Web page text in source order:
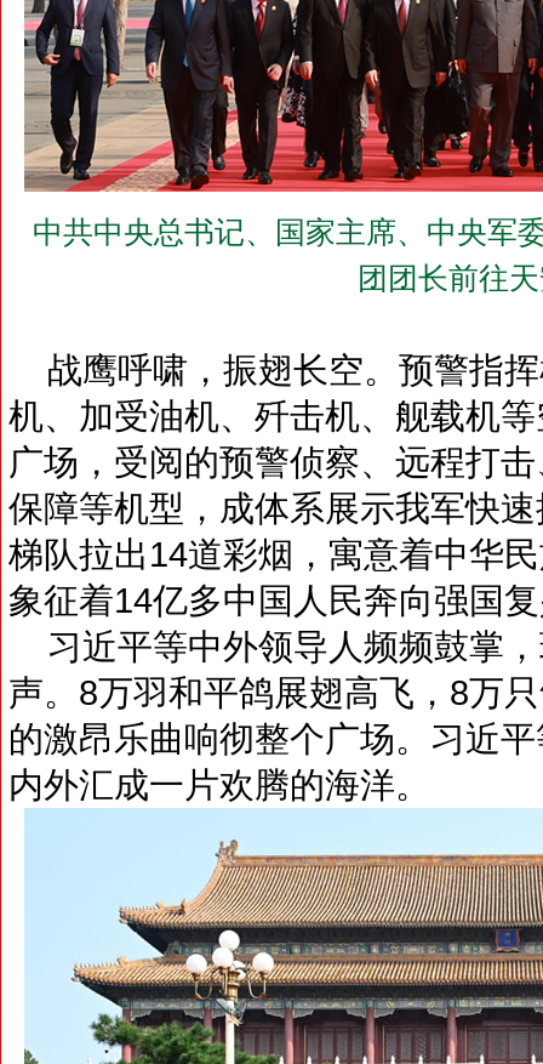
中共中央总书记、国家主席、中央军
团团长前往
战鹰呼啸，振翅长空。预警指
机、加受油机、歼击机、舰载机
广场，受阅的预警侦察、远程打
保障等机型，成体系展示我军快
梯队拉出14道彩烟，寓意着中华
象征着14亿多中国人民奔向强国
习近平等中外领导人频频鼓掌
声。8万羽和平鸽展翅高飞，8万
的激昂乐曲响彻整个广场。习近
内外汇成一片欢腾的海洋。